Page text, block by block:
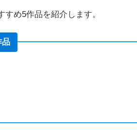
め5作品を紹介します。
品